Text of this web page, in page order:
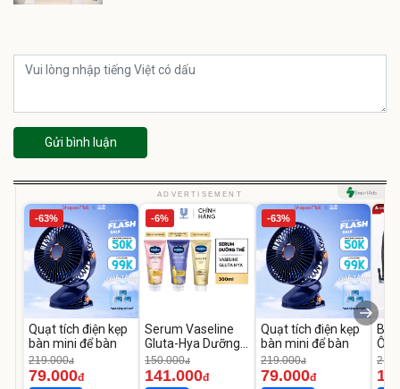
Gửi bình luận
ADVERTISEMENT
-63%
Quạt tích điện kẹp
bàn mini để bàn
219.000đ
79.000đ
-6%
Serum Vaseline
Gluta-Hya Dưỡng
Da Sáng Mịn Sau 7
Ngày
150.000đ
141.000đ
-63%
Quạt tích điện kẹp
bàn mini để bàn
219.000đ
79.000đ
Ô